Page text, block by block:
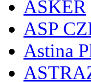
ASKER
ASP
Astina